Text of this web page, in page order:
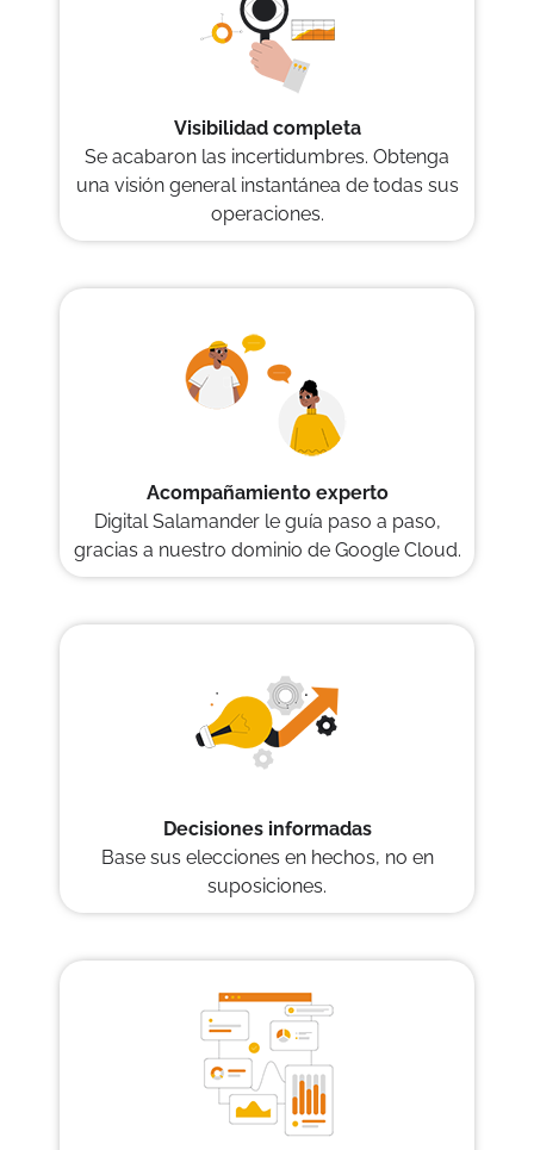
Visibilidad completa
Se acabaron las incertidumbres. Obtenga
una visión general instantánea de todas sus
operaciones.
Acompañamiento experto
Digital Salamander le guía paso a paso,
gracias a nuestro dominio de Google Cloud.
Decisiones informadas
Base sus elecciones en hechos, no en
suposiciones.